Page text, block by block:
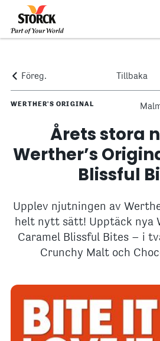
Föreg. Tillbaka
WERTHER'S ORIGINAL
Årets stora
Werther’s
Blissful
Upplev njutningen av
helt nytt sätt! Upptäck nya
Caramel Blissful Bites – i
Crunchy Malt och